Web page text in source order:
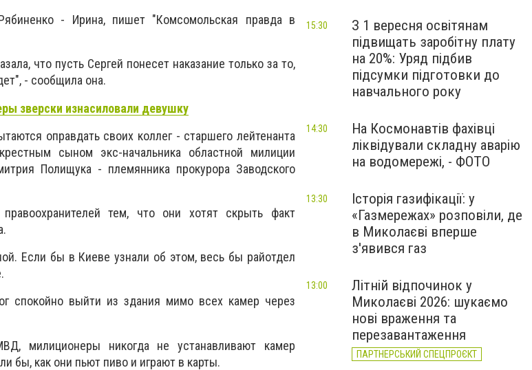
- Ирина, пишет "Комсомольская правда в
что пусть Сергей понесет наказание только за то,
- сообщила она.
зверски изнасиловали девушку
оправдать своих коллег - старшего лейтенанта
сыном экс-начальника областной милиции
Полищука - племянника прокурора Заводского
тем, что они хотят скрыть факт
Если бы в Киеве узнали об этом, весь бы райотдел
спокойно выйти из здания мимо всех камер через
милиционеры никогда не устанавливают камер
бы, как они пьют пиво и играют в карты.
З 1 вересня освітянам
підвищать заробітну плату
на 20%: Уряд підбив
підсумки підготовки до
навчального року
15:30
На Космонавтів фахівці
ліквідували складну аварію
на водомережі, - ФОТО
14:30
Історія газифікації: у
«Газмережах» розповіли, де
в Миколаєві вперше
з'явився газ
13:30
Літній відпочинок у
Миколаєві 2026: шукаємо
нові враження та
перезавантаження
ПАРТНЕРСЬКИЙ СПЕЦПРОЄКТ
13:00